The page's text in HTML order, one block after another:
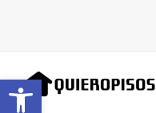
Abrir barra de herramientas